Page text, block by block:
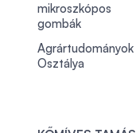
mikroszkópos
gombák
Agrártudományok
Osztálya